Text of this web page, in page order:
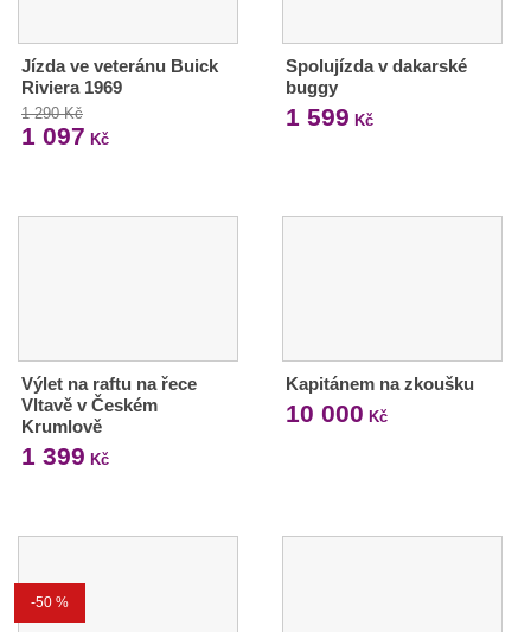
Jízda ve veteránu Buick
Riviera 1969
1 290 Kč
1 097 Kč
Spolujízda v dakarské
buggy
1 599 Kč
Výlet na raftu na řece
Vltavě v Českém
Krumlově
1 399 Kč
Kapitánem na zkoušku
10 000 Kč
-50 %